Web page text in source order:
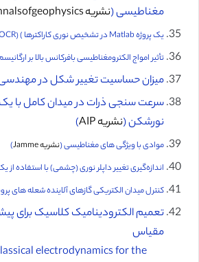
مغناطیسی (نشریه Annalsofgeophysics
یک پروژه Matlab در تشخیص نوری کاراکترها ) (OCR) (
تأثیر امواج الکترومغناطیسی بافرکانس بالا بر
میزان حساسیت تغییر شکل در
سرعت سنجی ذرات در میدان کامل با یک
نورشکن (نشریه AIP )
موادی با ویژگی های مغناطیسی (نشریه Jamme
)
اندازه‌گیری تغییر داپلر نوری (چشمی) با استفاده از
کنترل میدان الکتریکی گازهای آلاینده‌ شعله های
تعمیم الکترودینامیک کلاسیک برای
مقیاس
electrodynamics for the